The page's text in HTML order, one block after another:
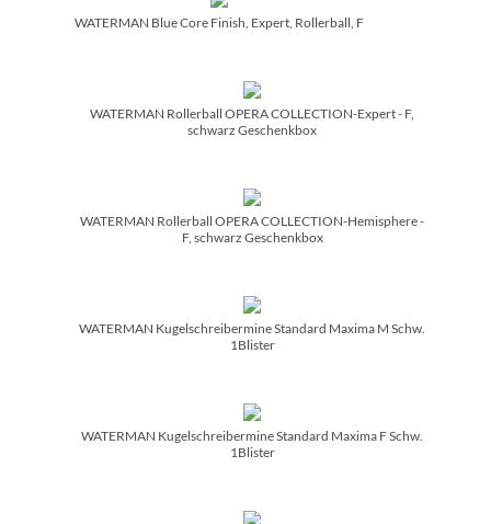
WATERMAN Blue Core Finish, Expert, Rollerball, F
WATERMAN Rollerball OPERA COLLECTION-Expert - F,
schwarz Geschenkbox
WATERMAN Rollerball OPERA COLLECTION-Hemisphere -
F, schwarz Geschenkbox
WATERMAN Kugelschreibermine Standard Maxima M Schw.
1Blister
WATERMAN Kugelschreibermine Standard Maxima F Schw.
1Blister